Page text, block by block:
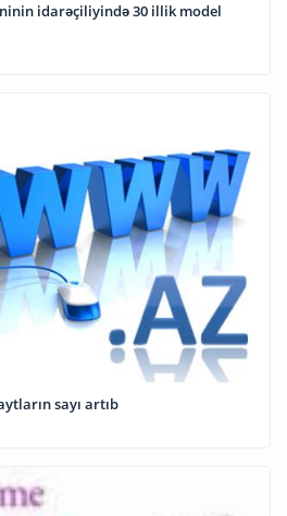
idarəçiliyində 30 illik model
sayı artıb